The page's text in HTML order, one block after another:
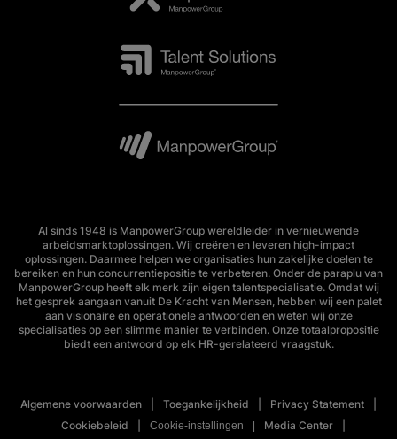
Al sinds 1948 is ManpowerGroup wereldleider in vernieuwende
arbeidsmarktoplossingen. Wij creëren en leveren high-impact
oplossingen. Daarmee helpen we organisaties hun zakelijke doelen te
bereiken en hun concurrentiepositie te verbeteren. Onder de paraplu van
ManpowerGroup heeft elk merk zijn eigen talentspecialisatie. Omdat wij
het gesprek aangaan vanuit De Kracht van Mensen, hebben wij een palet
aan visionaire en operationele antwoorden en weten wij onze
specialisaties op een slimme manier te verbinden. Onze totaalpropositie
biedt een antwoord op elk HR-gerelateerd vraagstuk.
Algemene voorwaarden Toegankelijkheid
Privacy Statement
Cookiebeleid
Cookie-instellingen
Media Center